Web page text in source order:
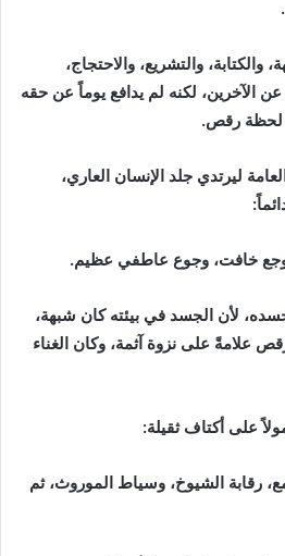
والتشريع، والاحتجاج،
عن الآخرين، لكنه لم يدافع يوماً عن حقه
لحظة رقص.
ليرتدي جلد الإنسان العاري،
خافت، وجوع عاطفي عظيم.
لأن الجسد في بيئته كان شبهة،
علامةً على نزوة آثمة، وكان الغناء
على أكتاف ثقيلة:
رقابة الشيوخ، وسياط الموروث، ثم